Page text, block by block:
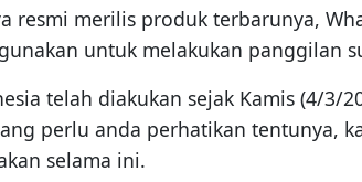
resmi merilis produk terbarunya,
untuk melakukan panggilan
telah diakukan sejak Kamis (4/3/
perlu anda perhatikan tentunya,
selama ini.